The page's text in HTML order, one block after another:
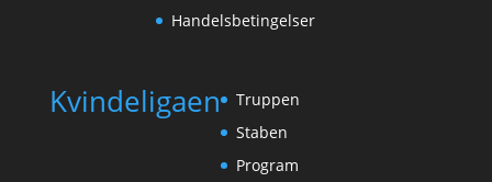
Handelsbetingelser
Kvindeligaen
Truppen
Staben
Program